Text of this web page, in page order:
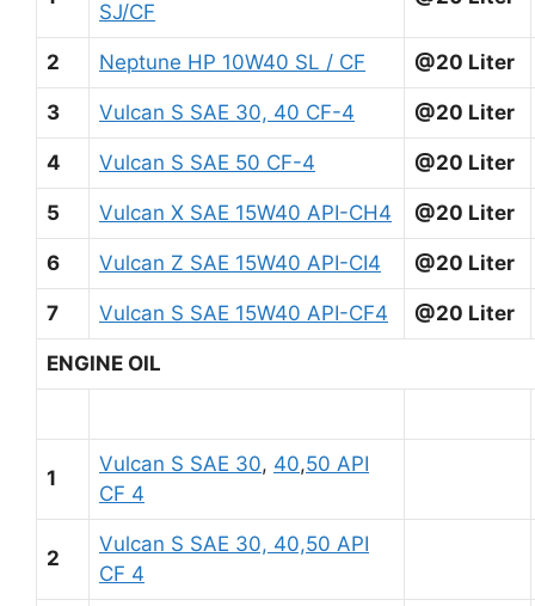
SJ/CF
2 Neptune HP 10W40 SL / CF @20 Liter
3 Vulcan S SAE 30, 40 CF-4 @20 Liter
4 Vulcan S SAE 50 CF-4 @20 Liter
5 Vulcan X SAE 15W40 API-CH4 @20 Liter
6 Vulcan Z SAE 15W40 API-CI4 @20 Liter
7 Vulcan S SAE 15W40 API-CF4 @20 Liter
ENGINE OIL
1
Vulcan S SAE 30, 40,50 API
CF 4
2
Vulcan S SAE 30, 40,50 API
CF 4